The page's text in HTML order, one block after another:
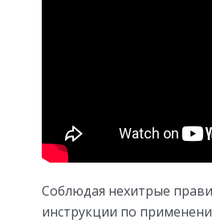
Соблюдая нехитрые
инструкции по